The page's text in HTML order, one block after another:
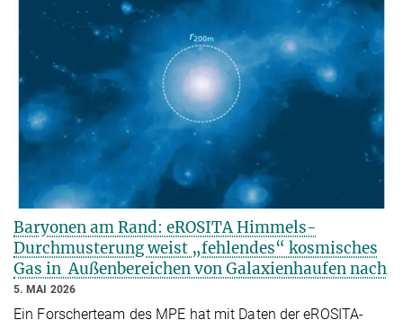
Baryonen am Rand: eROSITA Himmels-
Durchmusterung weist „fehlendes“ kosmisches
Gas in Außenbereichen von Galaxienhaufen nach
5. MAI 2026
Ein Forscherteam des MPE hat mit Daten der eROSITA-